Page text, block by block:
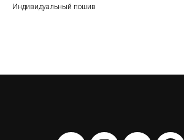
Индивидуальный пошив